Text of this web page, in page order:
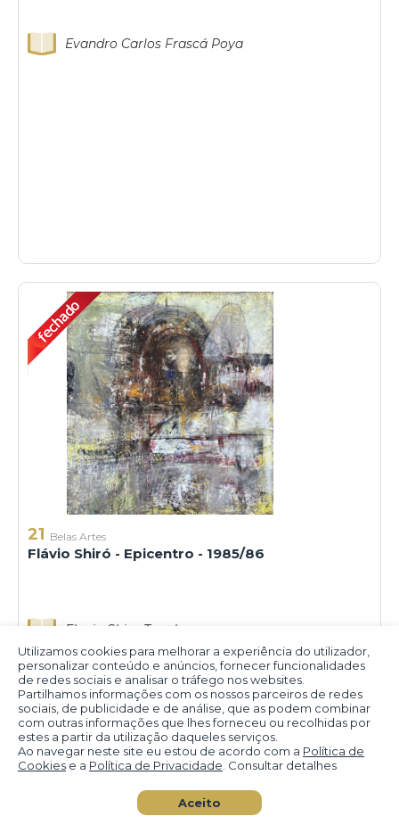
Utilizamos cookies para melhorar a experiência do utilizador,
personalizar conteúdo e anúncios, fornecer funcionalidades
de redes sociais e analisar o tráfego nos websites.
Partilhamos informações com os nossos parceiros de redes
sociais, de publicidade e de análise, que as podem combinar
com outras informações que lhes forneceu ou recolhidas por
estes a partir da utilização daqueles serviços.
Ao navegar neste site eu estou de acordo com a Política de
Cookies e a Política de Privacidade . Consultar detalhes
Aceito
Evandro Carlos Frascá Poya
21 Belas Artes
Flávio Shiró - Epicentro - 1985/86
Flavio Shiro Tanaka